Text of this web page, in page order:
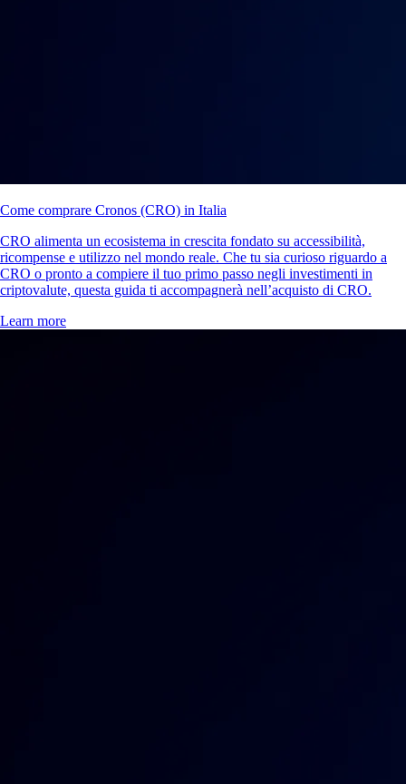
Come comprare Cronos (CRO) in Italia
CRO alimenta un ecosistema in crescita fondato su accessibilità,
ricompense e utilizzo nel mondo reale. Che tu sia curioso riguardo a
CRO o pronto a compiere il tuo primo passo negli investimenti in
criptovalute, questa guida ti accompagnerà nell’acquisto di CRO.
Learn more